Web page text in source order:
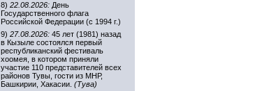
8) 22.08.2026: День
Государственного флага
Российской Федерации (с 1994 г.)
9) 27.08.2026: 45 лет (1981) назад
в Кызыле состоялся первый
республиканский фестиваль
хоомея, в котором приняли
участие 110 представителей всех
районов Тувы, гости из МНР,
Башкирии, Хакасии. (Тува)